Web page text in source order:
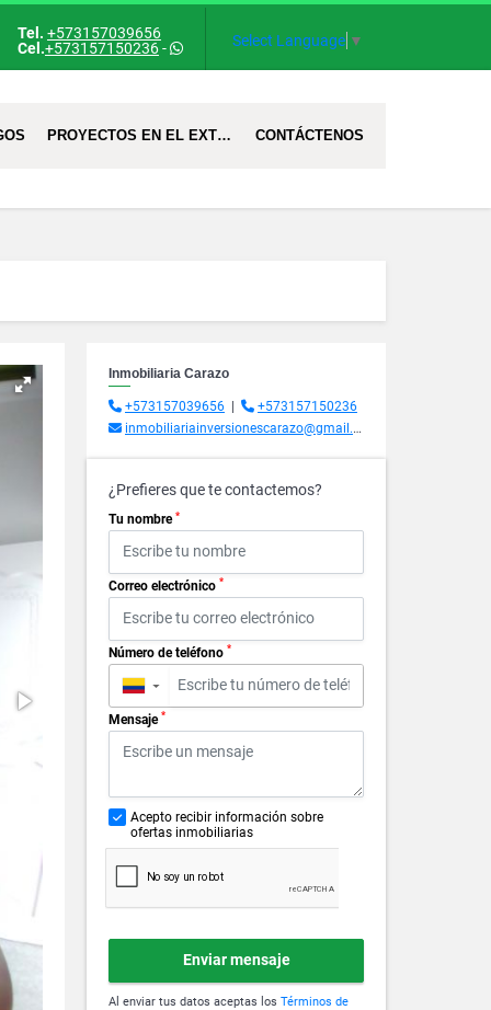
Tel. +573157039656
Cel.+573157150236- Select Language ▼
PROYECTOS EN EL EXTRANJERO CONTÁCTENOS
Inmobiliaria Carazo
+573157039656
+573157150236
inmobiliariainversionescarazo@gmail.com
¿Prefieres que te contactemos?
Tu nombre *
Correo electrónico *
Número de teléfono *
▼
Mensaje *
Acepto recibir información sobre
ofertas inmobiliarias
Enviar mensaje
Al enviar tus datos aceptas los Términos de